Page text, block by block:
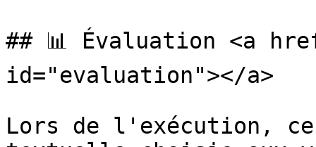
## 📊 Évaluation <a
id="evaluation"></a>
Lors de l'exécution,